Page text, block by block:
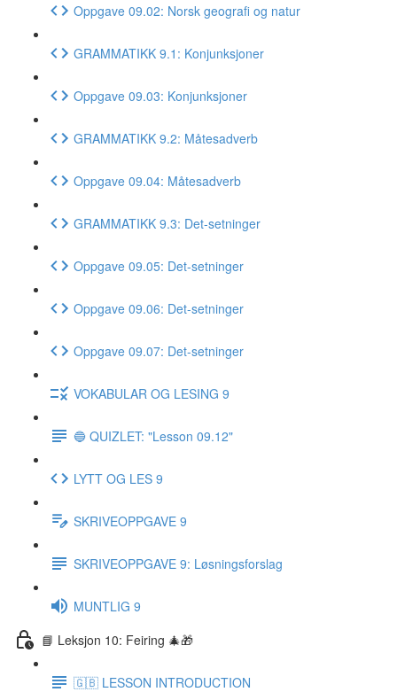
Oppgave 09.02: Norsk geografi og natur
GRAMMATIKK 9.1: Konjunksjoner
Oppgave 09.03: Konjunksjoner
GRAMMATIKK 9.2: Måtesadverb
Oppgave 09.04: Måtesadverb
GRAMMATIKK 9.3: Det-setninger
Oppgave 09.05: Det-setninger
Oppgave 09.06: Det-setninger
Oppgave 09.07: Det-setninger
VOKABULAR OG LESING 9
🔵 QUIZLET: "Lesson 09.12"
LYTT OG LES 9
SKRIVEOPPGAVE 9
SKRIVEOPPGAVE 9: Løsningsforslag
MUNTLIG 9
📘 Leksjon 10: Feiring 🎄🎁
🇬🇧 LESSON INTRODUCTION